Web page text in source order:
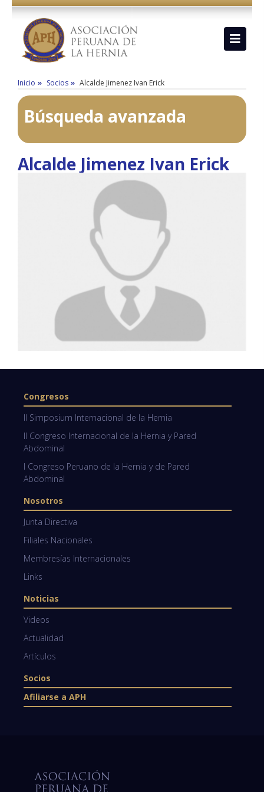
Inicio Socios Alcalde Jimenez Ivan Erick
Búsqueda avanzada
Alcalde Jimenez Ivan Erick
Congresos
II Simposium Internacional de la Hernia
II Congreso Internacional de la Hernia y Pared
Abdominal
I Congreso Peruano de la Hernia y de Pared
Abdominal
Nosotros
Junta Directiva
Filiales Nacionales
Membresías Internacionales
Links
Noticias
Videos
Actualidad
Artículos
Socios
Afiliarse a APH